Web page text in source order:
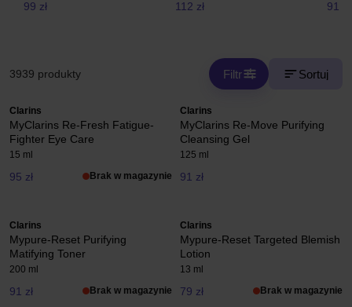
99 zł 112 zł 91 zł
3939 produkty Filtr Sortuj
Clarins
MyClarins Re-Fresh Fatigue-
Fighter Eye Care
15 ml
95 zł Brak w magazynie
Clarins
MyClarins Re-Move Purifying
Cleansing Gel
125 ml
91 zł
Clarins
Mypure-Reset Purifying
Matifying Toner
200 ml
91 zł Brak w magazynie
Clarins
Mypure-Reset Targeted Blemish
Lotion
13 ml
79 zł Brak w magazynie